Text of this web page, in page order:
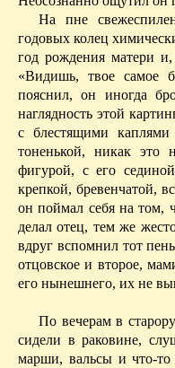
На пне
годовых колец
год рождения матери
«Видишь, твое самое
пояснил, он иногда
наглядность этой
с блестящими
тоненькой, никак это
фигурой, с его
крепкой, бревенчатой,
он поймал себя на том,
делал отец, тем же
вдруг вспомнил тот
отцовское и второе,
его нынешнего, их не
По вечерам в
сидели в раковине,
марши, вальсы и что-